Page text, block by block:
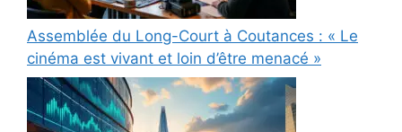
Assemblée du Long-Court à Coutances : « Le
cinéma est vivant et loin d’être menacé »